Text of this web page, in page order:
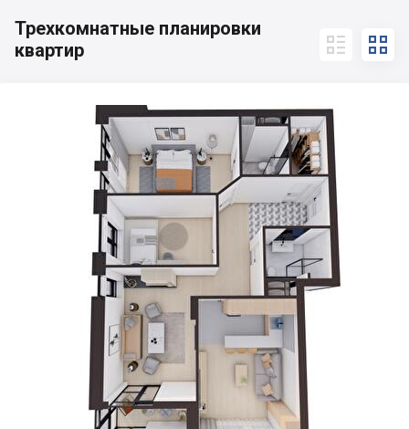
Трехкомнатные планировки
квартир
 